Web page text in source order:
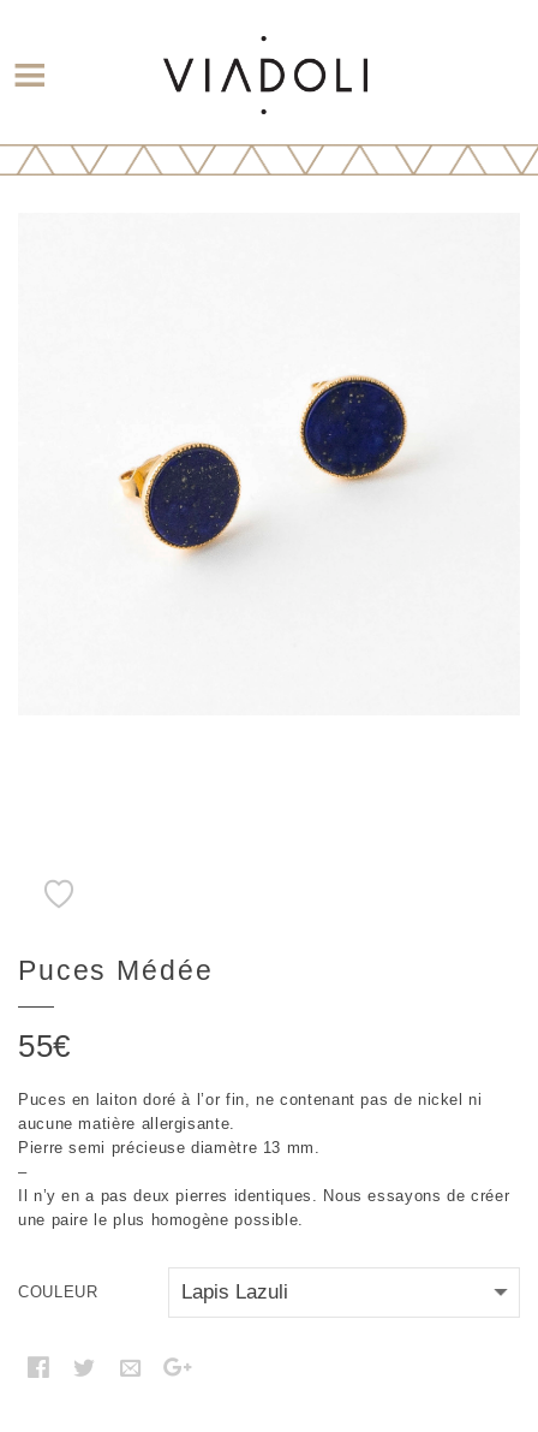
Puces Médée
55€
Puces en laiton doré à l’or fin, ne contenant pas de nickel ni
aucune matière allergisante.
Pierre semi précieuse diamètre 13 mm.
–
Il n’y en a pas deux pierres identiques. Nous essayons de créer
une paire le plus homogène possible.
COULEUR